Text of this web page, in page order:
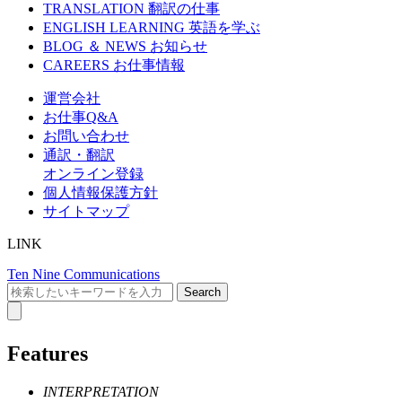
TRANSLATION 翻訳の仕事
ENGLISH LEARNING 英語を学ぶ
BLOG ＆ NEWS お知らせ
CAREERS お仕事情報
運営会社
お仕事Q&A
お問い合わせ
通訳・翻訳
オンライン登録
個人情報保護方針
サイトマップ
LINK
Ten Nine Communications
Features
INTERPRETATION